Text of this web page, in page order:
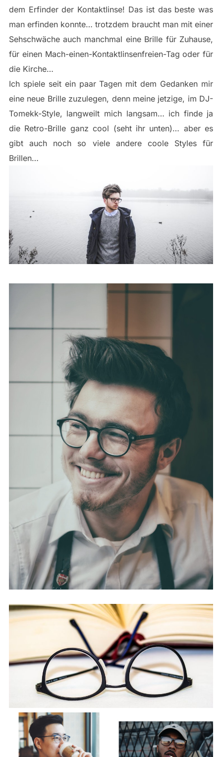
dem Erfinder der Kontaktlinse! Das ist das beste was
man erfinden konnte… trotzdem braucht man mit einer
Sehschwäche auch manchmal eine Brille für Zuhause,
für einen Mach-einen-Kontaktlinsenfreien-Tag oder für
die Kirche…
Ich spiele seit ein paar Tagen mit dem Gedanken mir
eine neue Brille zuzulegen, denn meine jetzige, im DJ-
Tomekk-Style, langweilt mich langsam… ich finde ja
die Retro-Brille ganz cool (seht ihr unten)… aber es
gibt auch noch so viele andere coole Styles für
Brillen…